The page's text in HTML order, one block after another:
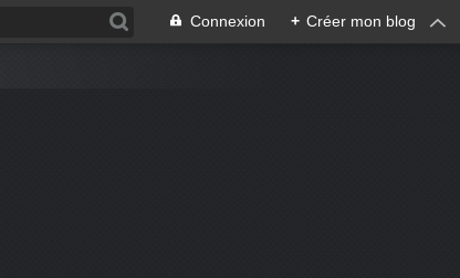
Connexion + Créer mon blog